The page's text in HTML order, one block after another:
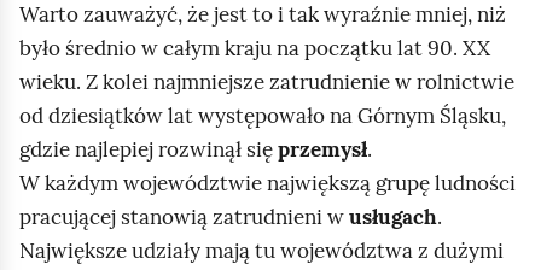
Warto zauważyć, że jest to i tak wyraźnie mniej, niż
było średnio w całym kraju na początku lat 90. XX
wieku. Z kolei najmniejsze zatrudnienie w rolnictwie
od dziesiątków lat występowało na Górnym Śląsku,
gdzie najlepiej rozwinął sięprzemysł.
W każdym województwie największą grupę ludności
pracującej stanowią zatrudnieni wusługach.
Największe udziały mają tu województwa z dużymi